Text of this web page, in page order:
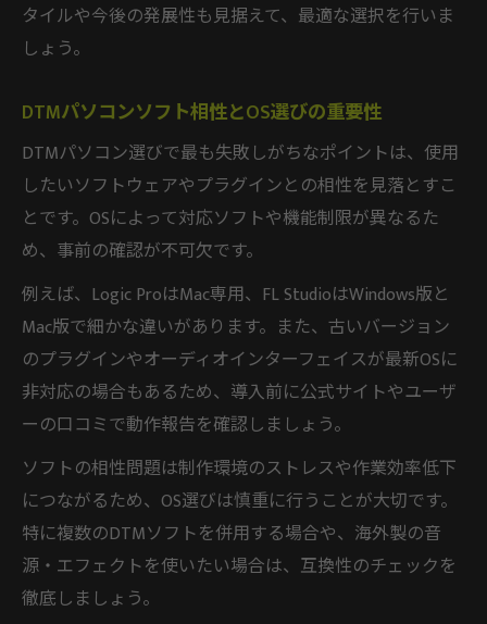
タイルや今後の発展性も見据えて、最適な選択を行いま
しょう。
DTMパソコンソフト相性とOS選びの重要性
DTMパソコン選びで最も失敗しがちなポイントは、使用
したいソフトウェアやプラグインとの相性を見落とすこ
とです。OSによって対応ソフトや機能制限が異なるた
め、事前の確認が不可欠です。
例えば、Logic ProはMac専用、FL StudioはWindows版と
Mac版で細かな違いがあります。また、古いバージョン
のプラグインやオーディオインターフェイスが最新OSに
非対応の場合もあるため、導入前に公式サイトやユーザ
ーの口コミで動作報告を確認しましょう。
ソフトの相性問題は制作環境のストレスや作業効率低下
につながるため、OS選びは慎重に行うことが大切です。
特に複数のDTMソフトを併用する場合や、海外製の音
源・エフェクトを使いたい場合は、互換性のチェックを
徹底しましょう。